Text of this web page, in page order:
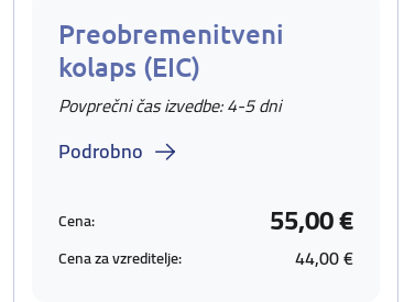
Preobremenitveni
kolaps (EIC)
Povprečni čas izvedbe: 4-5 dni
Podrobno
Cena: 55,00 €
Cena za vzreditelje: 44,00 €